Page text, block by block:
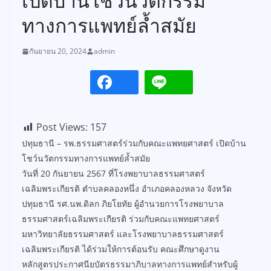
ทางการแพทย์ล้ำสมัย
กันยายน 20, 2024 admin
Post Views: 157
ปทุมธานี – รพ.ธรรมศาสตร์ร่วมกับคณะแพทยศาสตร์ เปิดบ้าน
โชว์นวัตกรรมทางการแพทย์ล้ำสมัย
วันที่ 20 กันยายน 2567 ที่โรงพยาบาลธรรมศาสตร์
เฉลิมพระเกียรติ ตำบลคลองหนึ่ง อำเภอคลองหลวง จังหวัด
ปทุมธานี รศ.นพ.ดิลก ภิยโยทัย ผู้อำนวยการโรงพยาบาล
ธรรมศาสตร์เฉลิมพระเกียรติ ร่วมกับคณะแพทยศาสตร์
มหาวิทยาลัยธรรมศาสตร์ และโรงพยาบาลธรรมศาสตร์
เฉลิมพระเกียรติ ได้ร่วมให้การต้อนรับ คณะศึกษาดูงาน
หลักสูตรประกาศนียบัตรธรรมาภิบาลทางการแพทย์สำหรับผู้